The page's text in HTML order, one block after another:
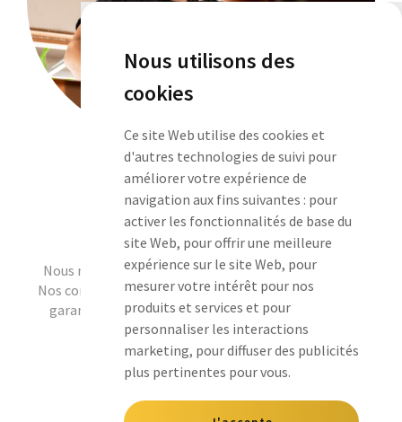
Nous utilisons des
cookies
Ce site Web utilise des cookies et
d'autres technologies de suivi pour
améliorer votre expérience de
navigation aux fins suivantes : pour
activer les fonctionnalités de base du
site Web, pour offrir une meilleure
expérience sur le site Web, pour
mesurer votre intérêt pour nos
produits et services et pour
personnaliser les interactions
marketing, pour diffuser des publicités
plus pertinentes pour vous.
Engagement
Nous nous engageons fermement dès l’offre de prix.
Nos compétences et notre expérience du terrain vous
garantissent la meilleure solution pour le budget
annoncé.